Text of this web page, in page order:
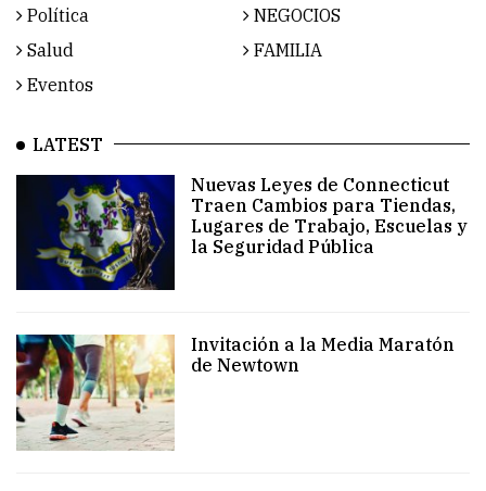
Política
NEGOCIOS
Salud
FAMILIA
Eventos
LATEST
Nuevas Leyes de Connecticut
Traen Cambios para Tiendas,
Lugares de Trabajo, Escuelas y
la Seguridad Pública
Invitación a la Media Maratón
de Newtown